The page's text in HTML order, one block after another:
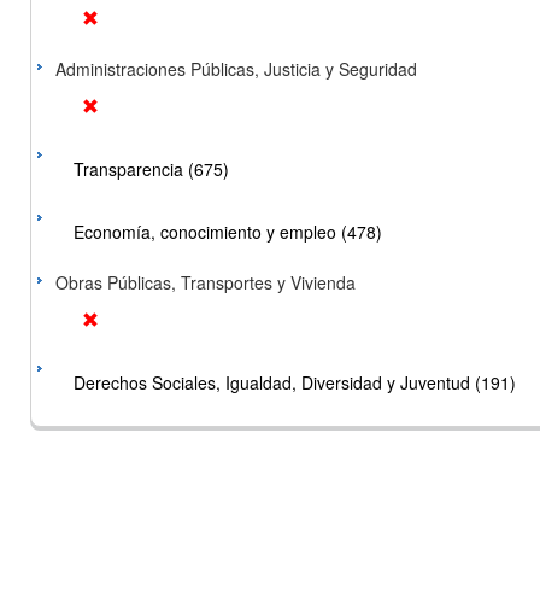
Administraciones Públicas, Justicia y Seguridad
Transparencia (675)
Economía, conocimiento y empleo (478)
Obras Públicas, Transportes y Vivienda
Derechos Sociales, Igualdad, Diversidad y Juventud (191)